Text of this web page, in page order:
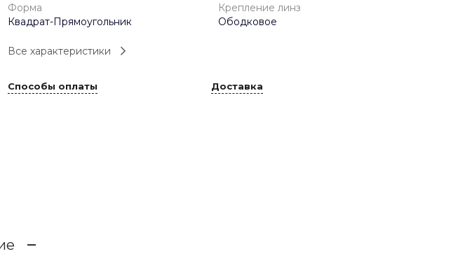
Форма
Квадрат-Прямоугольник
Крепление линз
Ободковое
Все характеристики
Способы оплаты Доставка